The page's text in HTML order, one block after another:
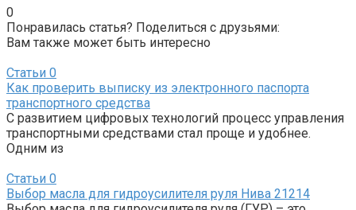
0
Понравилась статья? Поделиться с друзьями:
Вам также может быть интересно
Статьи 0
Как проверить выписку из электронного паспорта
транспортного средства
С развитием цифровых технологий процесс управления
транспортными средствами стал проще и удобнее.
Одним из
Статьи 0
Выбор масла для гидроусилителя руля Нива 21214